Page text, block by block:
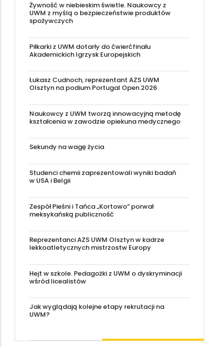
Żywność w niebieskim świetle. Naukowcy z
UWM z myślą o bezpieczeństwie produktów
spożywczych
Piłkarki z UWM dotarły do ćwierćfinału
Akademickich Igrzysk Europejskich
Łukasz Cudnoch, reprezentant AZS UWM
Olsztyn na podium Portugal Open 2026
Naukowcy z UWM tworzą innowacyjną metodę
kształcenia w zawodzie opiekuna medycznego
Sekundy na wagę życia
Studenci chemii zaprezentowali wyniki badań
w USA i Belgii
Zespół Pieśni i Tańca „Kortowo” porwał
meksykańską publiczność
Reprezentanci AZS UWM Olsztyn w kadrze
lekkoatletycznych mistrzostw Europy
Hejt w szkole. Pedagożki z UWM o dyskryminacji
wśród licealistów
Jak wyglądają kolejne etapy rekrutacji na
UWM?